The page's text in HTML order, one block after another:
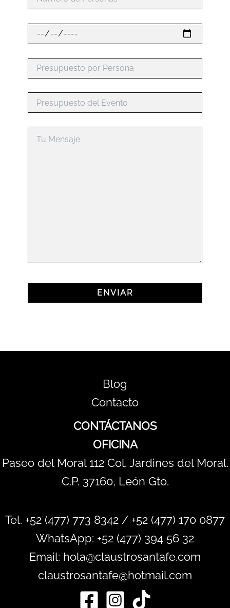
Blog
Contacto
CONTÁCTANOS
OFICINA
Paseo del Moral 112 Col. Jardines del Moral.
C.P. 37160, León Gto.
Tel. +52 (477) 773 8342 / +52 (477) 170 0877
WhatsApp: +52 (477) 394 56 32
Email: hola@claustrosantafe.com
claustrosantafe@hotmail.com